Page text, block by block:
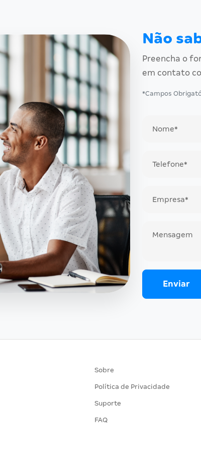
Não
Preencha o
em contato
*Campos
Sobre
Política de Privacidade
Suporte
FAQ